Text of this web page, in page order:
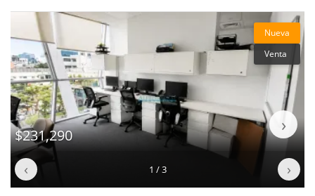
Nueva
Venta
$231,290
‹
1 / 3 ›
‹ ›